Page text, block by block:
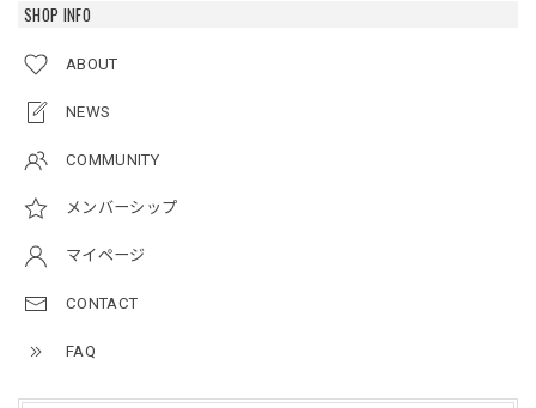
SHOP INFO
ABOUT
NEWS
COMMUNITY
メンバーシップ
マイページ
CONTACT
FAQ